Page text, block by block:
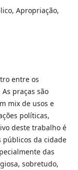
Apropriação,
entre os
praças são
mix de usos e
políticas,
deste trabalho é
públicos da cidade
das
sobretudo,